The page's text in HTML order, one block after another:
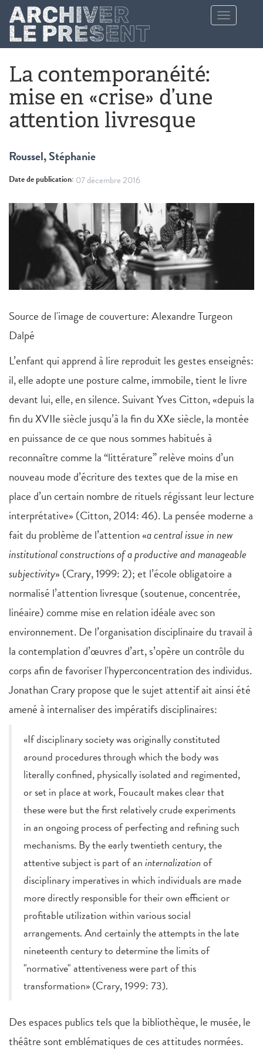
Aller au contenu principal
Toggle
navigation
La contemporanéité:
mise en «crise» d’une
attention livresque
Roussel, Stéphanie
Date de publication: 07 décembre 2016
Source de l'image de couverture: Alexandre Turgeon
Dalpé
L’enfant qui apprend à lire reproduit les gestes enseignés:
il, elle adopte une posture calme, immobile, tient le livre
devant lui, elle, en silence. Suivant Yves Citton, «depuis la
fin du XVIIe siècle jusqu’à la fin du XXe siècle, la montée
en puissance de ce que nous sommes habitués à
reconnaître comme la “littérature” relève moins d’un
nouveau mode d’écriture des textes que de la mise en
place d’un certain nombre de rituels régissant leur lecture
interprétative» (Citton, 2014: 46). La pensée moderne a
fait du problème de l’attention «a central issue in new
institutional constructions of a productive and manageable
subjectivity» (Crary, 1999: 2); et l’école obligatoire a
normalisé l’attention livresque (soutenue, concentrée,
linéaire) comme mise en relation idéale avec son
environnement. De l’organisation disciplinaire du travail à
la contemplation d’œuvres d’art, s’opère un contrôle du
corps afin de favoriser l'hyperconcentration des individus.
Jonathan Crary propose que le sujet attentif ait ainsi été
amené à internaliser des impératifs disciplinaires:
«If disciplinary society was originally constituted
around procedures through which the body was
literally confined, physically isolated and regimented,
or set in place at work, Foucault makes clear that
these were but the first relatively crude experiments
in an ongoing process of perfecting and refining such
mechanisms. By the early twentieth century, the
attentive subject is part of aninternalizationof
disciplinary imperatives in which individuals are made
more directly responsible for their own efficient or
profitable utilization within various social
arrangements. And certainly the attempts in the late
nineteenth century to determine the limits of
"normative" attentiveness were part of this
transformation» (Crary, 1999: 73).
Des espaces publics tels que la bibliothèque, le musée, le
théâtre sont emblématiques de ces attitudes normées.